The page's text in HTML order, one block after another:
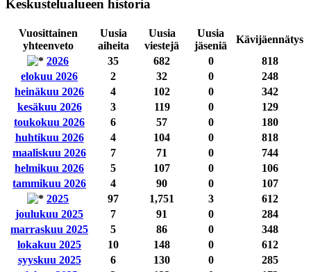
Keskustelualueen historia
Vuosittainen
yhteenveto
Uusia
aiheita
Uusia
viestejä
Uusia
jäseniä
Kävijäennätys
2026
35 682 0
818
elokuu 2026
2 32 0
248
heinäkuu 2026
4 102 0
342
kesäkuu 2026
3 119 0
129
toukokuu 2026
6 57 0
180
huhtikuu 2026
4 104 0
818
maaliskuu 2026
7 71 0
744
helmikuu 2026
5 107 0
106
tammikuu 2026
4 90 0
107
2025
97 1,751 3
612
joulukuu 2025
7 91 0
284
marraskuu 2025
5 86 0
348
lokakuu 2025
10 148 0
612
syyskuu 2025
6 130 0
285